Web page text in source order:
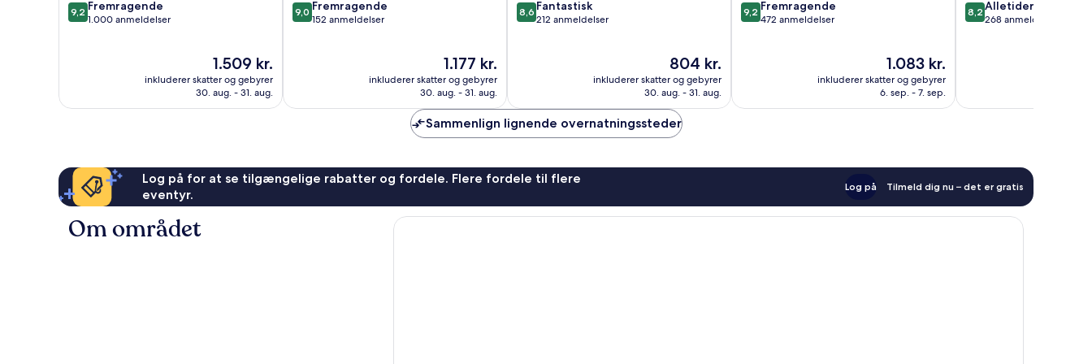
9.2
ud
9,2 Fremragende
1.000 anmeldelser
Prisen
er
1.509 kr.
1.509 kr.
inkluderer skatter og gebyrer
30. aug. - 31. aug.
9.0
ud
9,0 Fremragende
152 anmeldelser
Prisen
er
1.177 kr.
1.177 kr.
inkluderer skatter og gebyrer
30. aug. - 31. aug.
8.6
ud
8,6 Fantastisk
212 anmeldelser
Prisen
er
804 kr.
804 kr.
inkluderer skatter og gebyrer
30. aug. - 31. aug.
9.2
ud
9,2 Fremragende
472 anmeldelser
Prisen
er
1.083 kr.
1.083 kr.
inkluderer skatter og gebyrer
6. sep. - 7. sep.
8.2
ud
8,2 Alletiders
268 anmeldelser
Sammenlign lignende overnatningssteder
Log på for at se tilgængelige rabatter og fordele. Flere fordele til flere
eventyr.
Log på Tilmeld dig nu – det er gratis
Om området